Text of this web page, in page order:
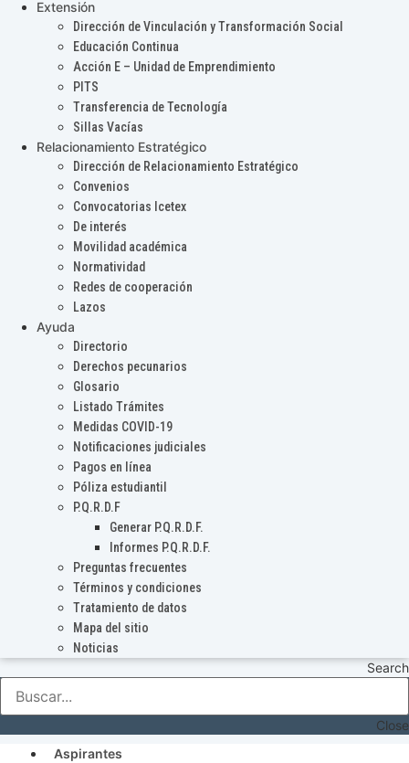
Extensión
Dirección de Vinculación y Transformación Social
Educación Continua
Acción E – Unidad de Emprendimiento
PITS
Transferencia de Tecnología
Sillas Vacías
Relacionamiento Estratégico
Dirección de Relacionamiento Estratégico
Convenios
Convocatorias Icetex
De interés
Movilidad académica
Normatividad
Redes de cooperación
Lazos
Ayuda
Directorio
Derechos pecunarios
Glosario
Listado Trámites
Medidas COVID-19
Notificaciones judiciales
Pagos en línea
Póliza estudiantil
P.Q.R.D.F
Generar P.Q.R.D.F.
Informes P.Q.R.D.F.
Preguntas frecuentes
Términos y condiciones
Tratamiento de datos
Mapa del sitio
Noticias
Search
Close
Aspirantes